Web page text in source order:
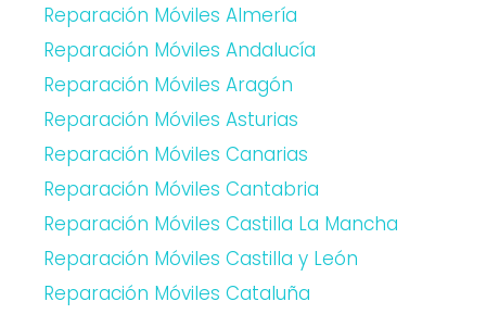
Reparación Móviles Almería
Reparación Móviles Andalucía
Reparación Móviles Aragón
Reparación Móviles Asturias
Reparación Móviles Canarias
Reparación Móviles Cantabria
Reparación Móviles Castilla La Mancha
Reparación Móviles Castilla y León
Reparación Móviles Cataluña